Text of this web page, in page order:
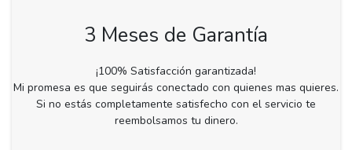
3 Meses de Garantía
¡100% Satisfacción garantizada!
Mi promesa es que seguirás conectado con quienes mas quieres.
Si no estás completamente satisfecho con el servicio te
reembolsamos tu dinero.